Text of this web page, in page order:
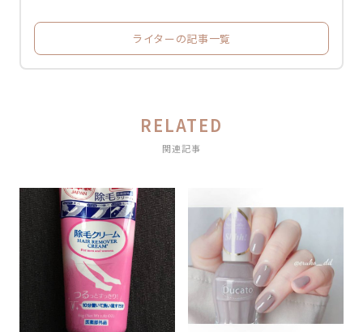
ライターの記事一覧
RELATED
関連記事